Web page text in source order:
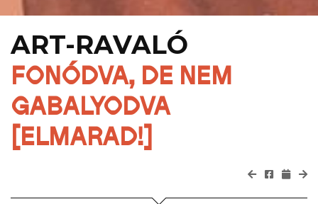
ART-RAVALÓ
FONÓDVA, DE NEM
GABALYODVA
[ELMARAD!]